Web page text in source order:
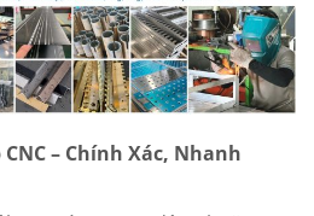
CNC – Chính Xác, Nhanh